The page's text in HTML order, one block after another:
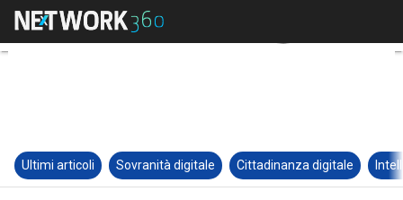
Ultimi articoli Sovranità digitale Cittadinanza digitale